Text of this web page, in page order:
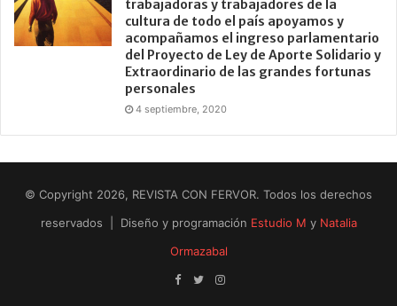
trabajadoras y trabajadores de la
cultura de todo el país apoyamos y
acompañamos el ingreso parlamentario
del Proyecto de Ley de Aporte Solidario y
Extraordinario de las grandes fortunas
personales
4 septiembre, 2020
© Copyright 2026, REVISTA CON FERVOR. Todos los derechos
reservados | Diseño y programación Estudio M y Natalia
Ormazabal